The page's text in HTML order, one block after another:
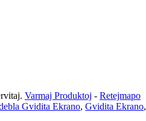
Varmaj Produktoj - Retejmapo
Gvidita Ekrano, Gvidita Ekrano,